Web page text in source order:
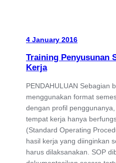
4 January 2016
Training Penyusunan
Kerja
PENDAHULUAN Sebagian
menggunakan format
dengan profil
tempat kerja hanya
(Standard Operating
hasil kerja yang diinginkan
harus dilaksanakan. SOP